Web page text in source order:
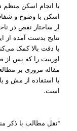
با انجام اسکن
اسکن با وضوح و
از ساختار نقص در
نتایج بدست آمده از
با دقت بالا کمک
اوربیت را که پس از
مقاله مروری بر
با استفاده از مش
است.
“نقل مطالب با ذکر